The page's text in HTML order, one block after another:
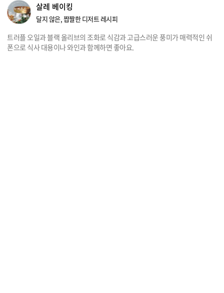
살레 베이킹
달지 않은, 짭짤한 디저트 레시피
트러플 오일과 블랙 올리브의 조화로 식감과 고급스러운 풍미가 매력적인 쉬
폰으로 식사 대용이나 와인과 함께하면 좋아요.